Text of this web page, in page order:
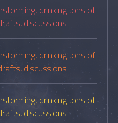
drinking tons of
discussions
drinking tons of
discussions
drinking tons of
discussions